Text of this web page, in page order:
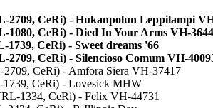
2709, CeRi) - Hukanpolun Leppilampi
1080, CeRi) - Died In Your Arms VH-
1739, CeRi) - Sweet dreams '66
2709, CeRi) - Silencioso Comum VH-
CeRi) - Amfora Siera VH-37417
1739, CeRi) - Lovesick MHW
1334, CeRi) - Felix VH-44731